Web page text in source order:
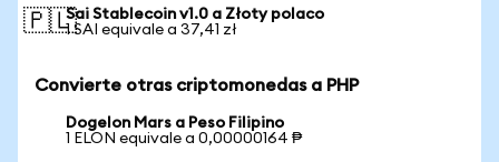
🇵🇱Sai Stablecoin v1.0 a Złoty polaco
1 SAI equivale a 37,41 zł
Convierte otras criptomonedas a PHP
Dogelon Mars a Peso Filipino
1 ELON equivale a 0,00000164 ₱